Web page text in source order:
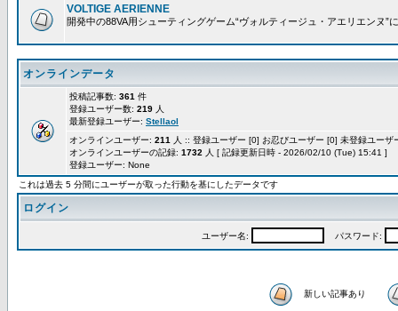
VOLTIGE AERIENNE
開発中の88VA用シューティングゲーム“ヴォルティージュ・アエリエンヌ”
オンラインデータ
投稿記事数: 361 件
登録ユーザー数: 219 人
最新登録ユーザー: Stellaol
オンラインユーザー: 211
人 :: 登録ユーザー [0] お忍びユーザー [0] 未登録ユー
オンラインユーザーの記録: 1732 人 [ 記録更新日時 - 2026/02/10 (Tue) 15:41 ]
登録ユーザー: None
これは過去 5 分間にユーザーが取った行動を基にしたデータです
ログイン
ユーザー名: パスワード:
新しい記事あり